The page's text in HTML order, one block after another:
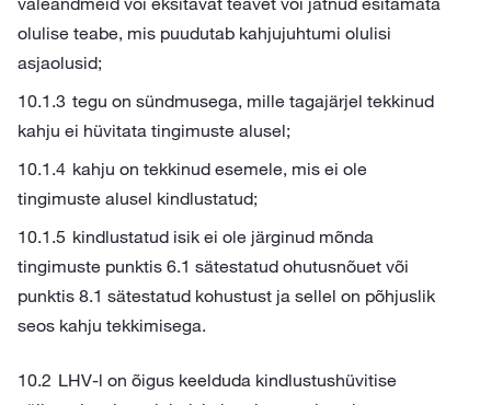
olulise teabe, mis puudutab kahjujuhtumi olulisi
asjaolusid;
tegu on sündmusega, mille tagajärjel tekkinud
kahju ei hüvitata tingimuste alusel;
kahju on tekkinud esemele, mis ei ole
tingimuste alusel kindlustatud;
kindlustatud isik ei ole järginud mõnda
tingimuste punktis 6.1 sätestatud ohutusnõuet või
punktis 8.1 sätestatud kohustust ja sellel on põhjuslik
seos kahju tekkimisega.
LHV-l on õigus keelduda kindlustushüvitise